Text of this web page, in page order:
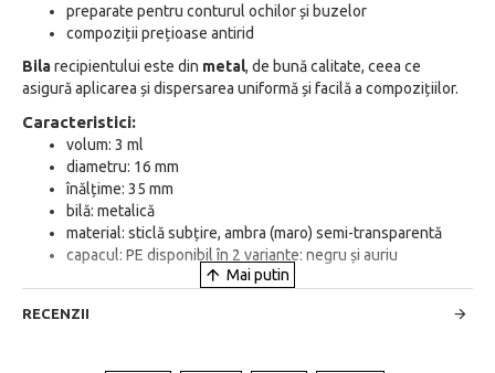
preparate pentru conturul ochilor și buzelor
compoziții prețioase antirid
Bilarecipientului este din metal, de bună calitate, ceea ce
asigură aplicarea și dispersarea uniformă și facilă a compozițiilor.
Caracteristici:
volum: 3 ml
diametru: 16 mm
înălțime: 35 mm
bilă: metalică
material: sticlă subțire, ambra (maro) semi-transparentă
capacul: PE disponibil în 2 variante: negru și auriu
RECENZII